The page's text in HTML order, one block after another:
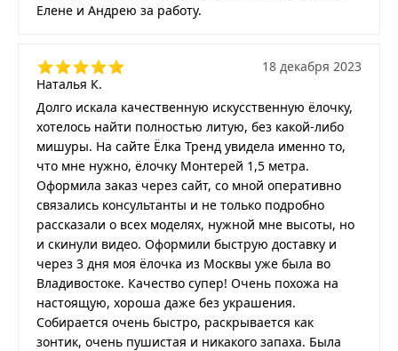
Елене и Андрею за работу.
Наталья К.
18 декабря 2023
Долго искала качественную искусственную ёлочку,
хотелось найти полностью литую, без какой-либо
мишуры. На сайте Ёлка Тренд увидела именно то,
что мне нужно, ёлочку Монтерей 1,5 метра.
Оформила заказ через сайт, со мной оперативно
связались консультанты и не только подробно
рассказали о всех моделях, нужной мне высоты, но
и скинули видео. Оформили быструю доставку и
через 3 дня моя ёлочка из Москвы уже была во
Владивостоке. Качество супер! Очень похожа на
настоящую, хороша даже без украшения.
Собирается очень быстро, раскрывается как
зонтик, очень пушистая и никакого запаха. Была